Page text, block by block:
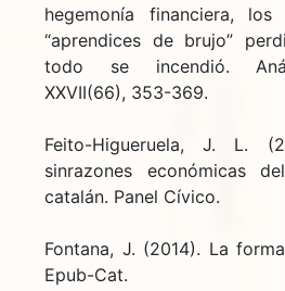
hegemonía financiera,
“aprendices de brujo”
todo se incendió.
XXVII(66), 353-369.
Feito-Higueruela, J. L.
sinrazones económicas
catalán. Panel Cívico.
Fontana, J. (2014). La
Epub-Cat.